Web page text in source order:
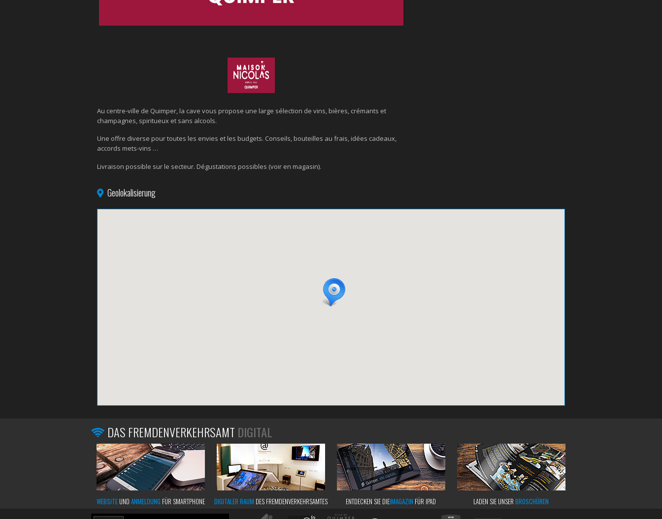
Au centre-ville de Quimper, la cave vous propose une large sélection de vins, bières, crémants et
champagnes, spiritueux et sans alcools.
Une offre diverse pour toutes les envies et les budgets. Conseils, bouteilles au frais, idées cadeaux,
accords mets-vins …
Livraison possible sur le secteur. Dégustations possibles (voir en magasin).
Geolokalisierung
DAS FREMDENVERKEHRSAMT DIGITAL
WEBSITE UNDANMELDUNG FÜR SMARTPHONE DIGITALER RAUM DES FREMDENVERKEHRSAMTES ENTDECKEN SIE DIEIMAGAZIN FÜR IPAD LADEN SIE UNSERBROSCHÜREN